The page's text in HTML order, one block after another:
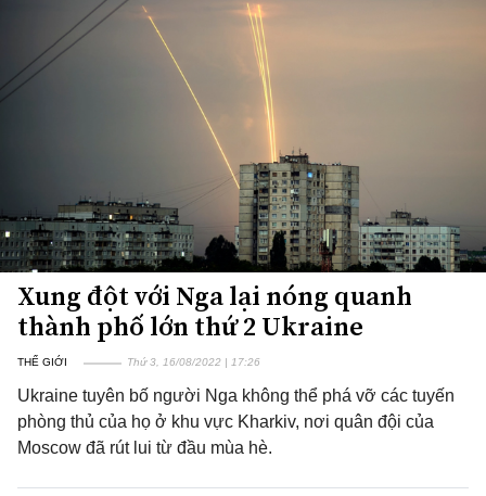
Xung đột với Nga lại nóng quanh
thành phố lớn thứ 2 Ukraine
THẾ GIỚI Thứ 3, 16/08/2022 | 17:26
Ukraine tuyên bố người Nga không thể phá vỡ các tuyến
phòng thủ của họ ở khu vực Kharkiv, nơi quân đội của
Moscow đã rút lui từ đầu mùa hè.